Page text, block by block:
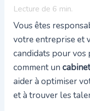
Lecture de 6 min.
Vous êtes
votre entreprise et
candidats pour vos
comment un
aider à optimiser
et à trouver les